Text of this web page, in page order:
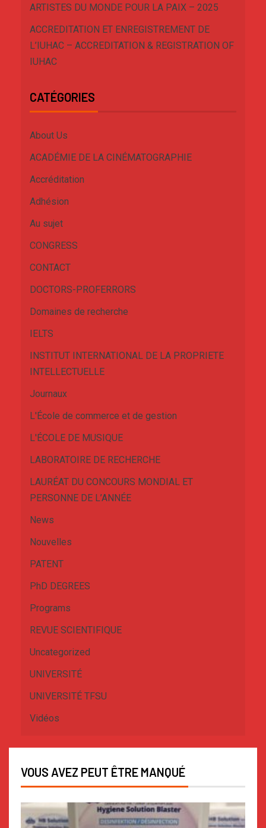
ARTISTES DU MONDE POUR LA PAIX – 2025
ACCREDITATION ET ENREGISTREMENT DE
L’IUHAC – ACCREDITATION & REGISTRATION OF
IUHAC
CATÉGORIES
About Us
ACADÉMIE DE LA CINÉMATOGRAPHIE
Accréditation
Adhésion
Au sujet
CONGRESS
CONTACT
DOCTORS-PROFERRORS
Domaines de recherche
IELTS
INSTITUT INTERNATIONAL DE LA PROPRIETE
INTELLECTUELLE
Journaux
L'École de commerce et de gestion
L'ÉCOLE DE MUSIQUE
LABORATOIRE DE RECHERCHE
LAURÉAT DU CONCOURS MONDIAL ET
PERSONNE DE L’ANNÉE
News
Nouvelles
PATENT
PhD DEGREES
Programs
REVUE SCIENTIFIQUE
Uncategorized
UNIVERSITÉ
UNIVERSITÉ TFSU
Vidéos
VOUS AVEZ PEUT ÊTRE MANQUÉ